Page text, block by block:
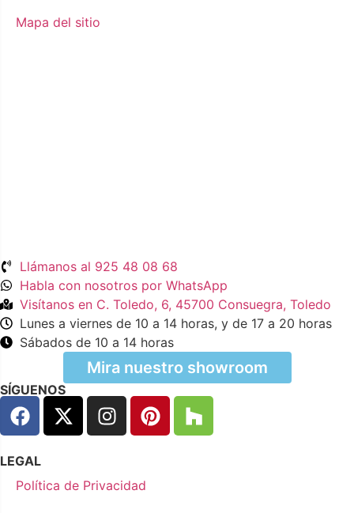
Mapa del sitio
Llámanos al 925 48 08 68
Habla con nosotros por WhatsApp
Visítanos en C. Toledo, 6, 45700 Consuegra, Toledo
Lunes a viernes de 10 a 14 horas, y de 17 a 20 horas
Sábados de 10 a 14 horas
Mira nuestro showroom
SÍGUENOS
LEGAL
Política de Privacidad